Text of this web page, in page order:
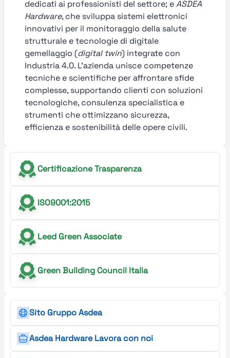
dedicati ai professionisti del settore; eASDEA
Hardware, che sviluppa sistemi elettronici
innovativi per il monitoraggio della salute
strutturale e tecnologie di digitale
gemellaggio (digital twin) integrate con
Industria 4.0. L’azienda unisce competenze
tecniche e scientifiche per affrontare sfide
complesse, supportando clienti con soluzioni
tecnologiche, consulenza specialistica e
strumenti che ottimizzano sicurezza,
efficienza e sostenibilità delle opere civili.
Certificazione Trasparenza
ISO9001:2015
Leed Green Associate
Green Building Council Italia
Sito Gruppo Asdea
Asdea Hardware Lavora con noi